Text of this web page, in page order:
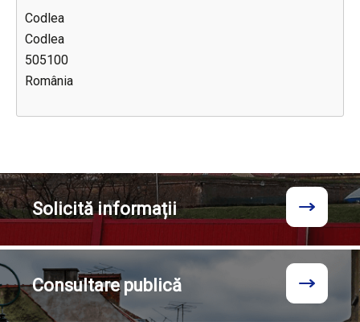
Codlea
Codlea
505100
România
Solicităinformații
Consultarepublică